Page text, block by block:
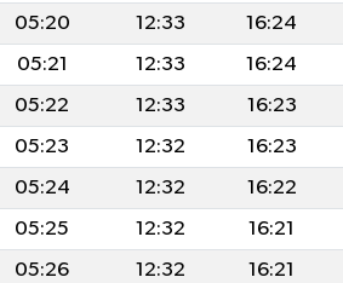
05:20 12:33 16:24
05:21 12:33 16:24
05:22 12:33 16:23
05:23 12:32 16:23
05:24 12:32 16:22
05:25 12:32 16:21
05:26 12:32 16:21